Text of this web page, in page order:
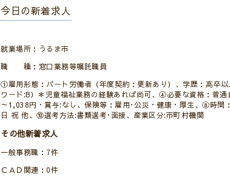
今日の新着求人
就業場所：うるま市
職 種：窓口業務等嘱託職員
①雇用形態：パート労働者（年度契約：更新あり）、学歴：高卒
ワード:B）＊児童福祉業務の経験あれば尚可、④必要な資格：普
～1,038円・賞与:なし、保険等：雇用･公災・健康・厚生、⑧時
日 祝 他、⑩選考方法:書類選考･面接、産業区分:市町村機関
その他新着求人
一般事務職：7件
ＣＡＤ関連：0件